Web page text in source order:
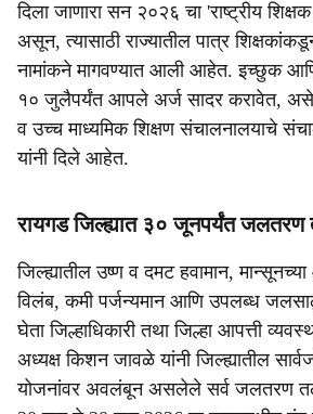
दिला जाणारा सन २०२६ चा 'राष्ट्रीय
असून, त्यासाठी राज्यातील पात्र
नामांकने मागवण्यात आली आहेत. इच्छुक आणि
१० जुलैपर्यंत आपले अर्ज सादर करावेत,
व उच्च माध्यमिक शिक्षण संचालनालयाचे
यांनी दिले आहेत.
रायगड जिल्ह्यात ३० जूनपर्यंत जलतरण
जिल्ह्यातील उष्ण व दमट हवामान,
विलंब, कमी पर्जन्यमान आणि उपलब्ध
घेता जिल्हाधिकारी तथा जिल्हा आपत्ती
अध्यक्ष किशन जावळे यांनी जिल्ह्यातील
योजनांवर अवलंबून असलेले सर्व जलतरण